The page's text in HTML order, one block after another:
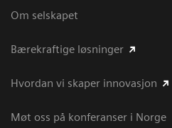
Om selskapet
Bærekraftige løsninger
Hvordan vi skaper innovasjon
Møt oss på konferanser i Norge